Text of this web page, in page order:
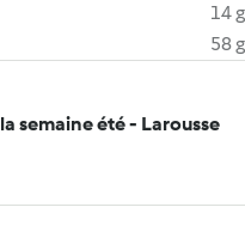
14 g
58 g
semaine été - Larousse